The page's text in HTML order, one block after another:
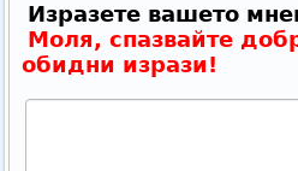
Изразете вашето
Моля, спазвайте
обидни изрази!